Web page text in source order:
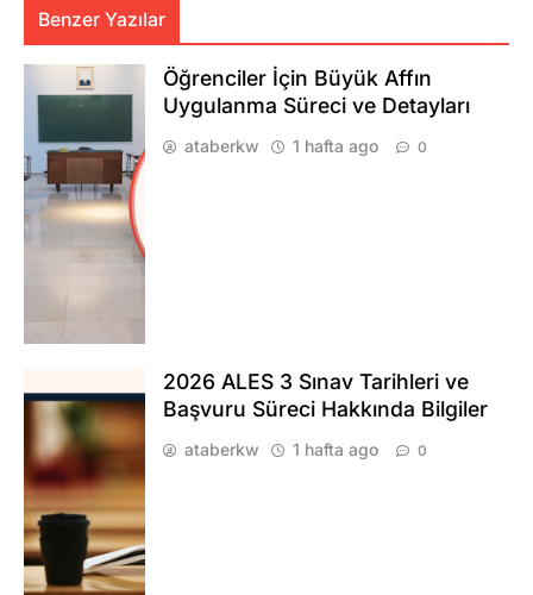
Benzer Yazılar
Öğrenciler İçin Büyük Affın
Uygulanma Süreci ve Detayları
ataberkw 1 hafta ago 0
2026 ALES 3 Sınav Tarihleri ve
Başvuru Süreci Hakkında Bilgiler
ataberkw 1 hafta ago 0